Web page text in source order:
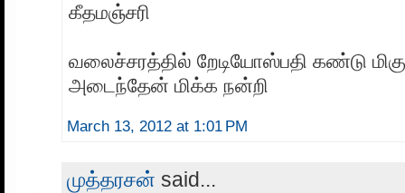
கீதமஞ்சரி
வலைச்சரத்தில் றேடியோஸ்பதி கண்டு
அடைந்தேன் மிக்க நன்றி
March 13, 2012 at 1:01 PM
முத்தரசன் said...